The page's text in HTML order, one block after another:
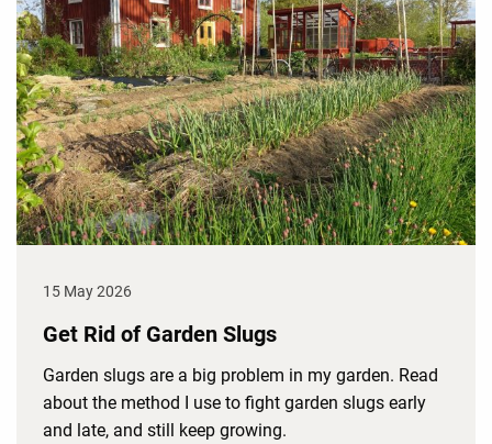
15 May 2026
Get Rid of Garden Slugs
Garden slugs are a big problem in my garden. Read
about the method I use to fight garden slugs early
and late, and still keep growing.